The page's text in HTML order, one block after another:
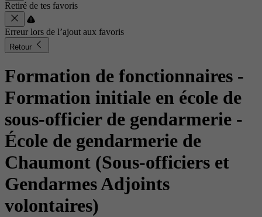
Retiré de tes favoris
Erreur lors de l’ajout aux favoris
Retour
Formation de fonctionnaires -
Formation initiale en école de
sous-officier de gendarmerie -
École de gendarmerie de
Chaumont (Sous-officiers et
Gendarmes Adjoints
volontaires)